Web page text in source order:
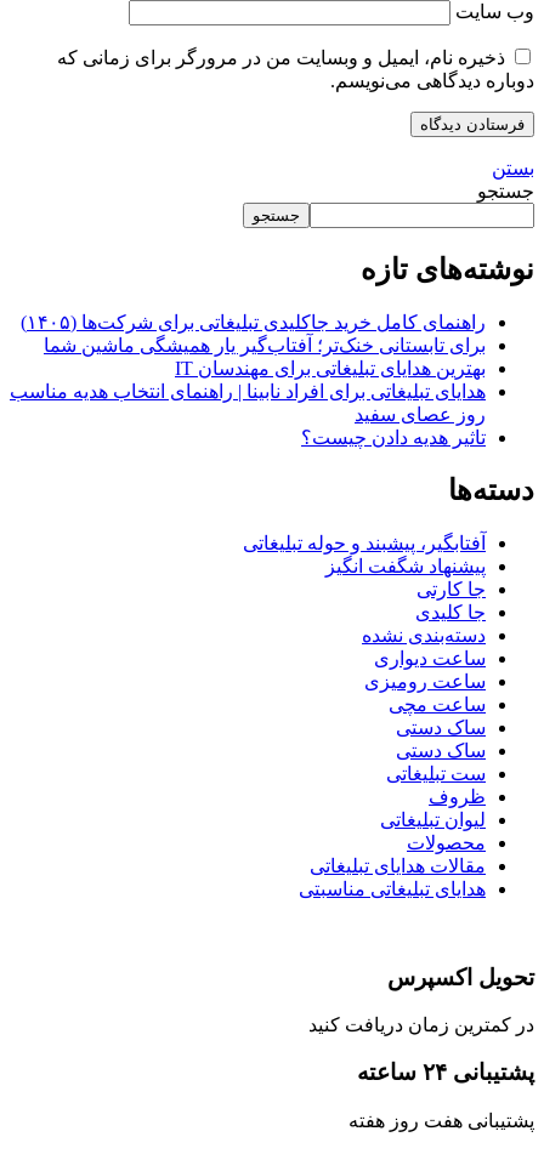
وب‌ سایت
ذخیره نام، ایمیل و وبسایت من در مرورگر برای زمانی که
دوباره دیدگاهی می‌نویسم.
بستن
جستجو
جستجو
نوشته‌های تازه
راهنمای کامل خرید جاکلیدی تبلیغاتی برای شرکت‌ها (۱۴۰۵)
برای تابستانی خنک‌تر؛ آفتاب‌گیر یار همیشگی ماشین شما
بهترین هدایای تبلیغاتی برای مهندسان IT
هدایای تبلیغاتی برای افراد نابینا | راهنمای انتخاب هدیه مناسب
روز عصای سفید
تاثیر هدیه دادن چیست؟
دسته‌ها
آفتابگیر، پیشبند و حوله تبلیغاتی
پیشنهاد شگفت انگیز
جا کارتی
جا کلیدی
دسته‌بندی نشده
ساعت دیواری
ساعت رومیزی
ساعت مچی
ساک دستی
ساک دستی
ست تبلیغاتی
ظروف
لیوان تبلیغاتی
محصولات
مقالات هدایای تبلیغاتی
هدایای تبلیغاتی مناسبتی
تحویل اکسپرس
در کمترین زمان دریافت کنید
پشتیبانی ۲۴ ساعته
پشتیبانی هفت روز هفته